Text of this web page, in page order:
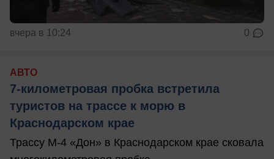
вчера в 10:24 0
АВТО
7-километровая пробка встретила
туристов на трассе к морю в
Краснодарском крае
Трассу М-4 «Дон» в Краснодарском крае сковала